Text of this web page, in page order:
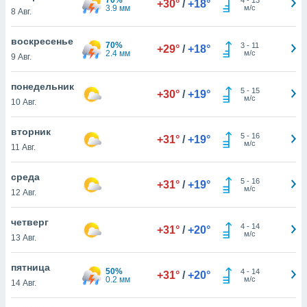
действия
рекламу
нашей
cookie
cookie
в
нашего
8 Авг.
3.9 мм
+30° / +18°
м/с
воскресенье
9 Авг.
70%
2.4 мм
+29° / +18° 3- 11
м/с
понедельник
10 Авг.
+30° / +19° 5- 15
м/с
вторник
11 Авг.
+31° / +19° 5- 16
м/с
среда
12 Авг.
+31° / +19° 5- 16
м/с
четверг
13 Авг.
+31° / +20° 4- 14
м/с
пятница
14 Авг.
50%
0.2 мм
+31° / +20° 4- 14
м/с